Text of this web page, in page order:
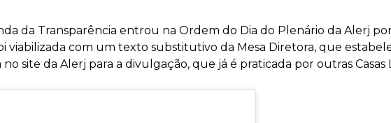
da Transparência entrou na Ordem do Dia do Plenário da Alerj
viabilizada com um texto substitutivo da Mesa Diretora, que
site da Alerj para a divulgação, que já é praticada por outras Casas